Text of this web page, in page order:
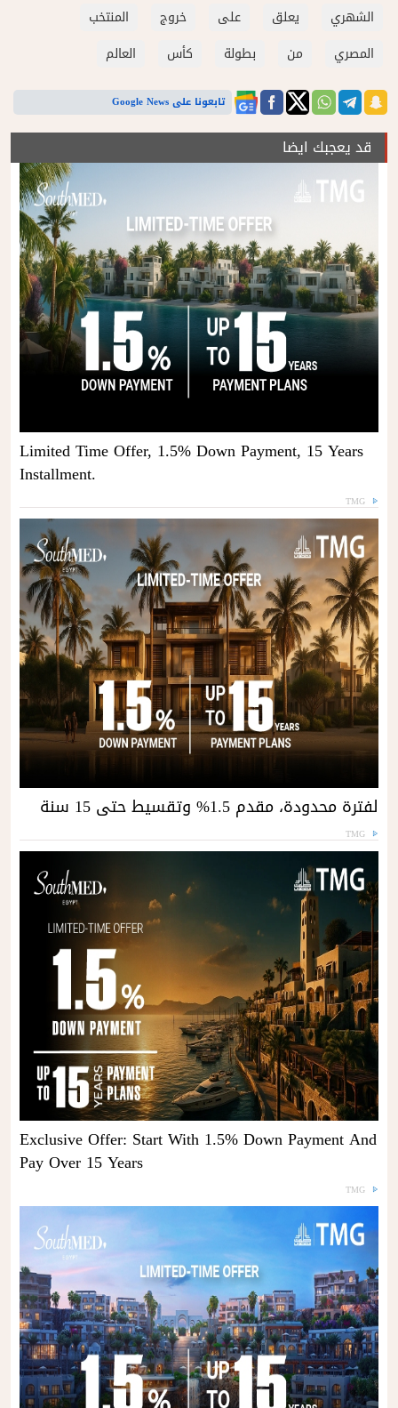
الشهري يعلق على خروج
المنتخب
المصري
من بطولة كأس العالم
تابعونا على Google News
قد يعجبك ايضا
Limited Time Offer, 1.5% Down Payment, 15 Years
Installment.
TMG
لفترة محدودة، مقدم 1.5% وتقسيط حتى 15 سنة
TMG
Exclusive Offer: Start With 1.5% Down Payment And
Pay Over 15 Years
TMG